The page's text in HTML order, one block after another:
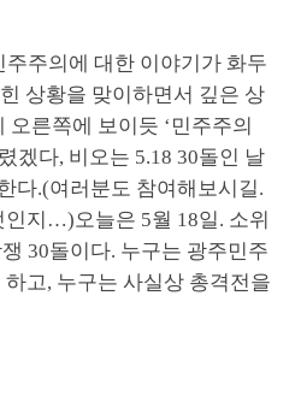
주의에 대한 이야기가 화두
상황을 맞이하면서 깊은 상
른쪽에 보이듯 ‘민주주의
겠다, 비오는 5.18 30돌인 날
다.(여러분도 참여해보시길.
지…)오늘은 5월 18일. 소위
30돌이다. 누구는 광주민주
고, 누구는 사실상 총격전을